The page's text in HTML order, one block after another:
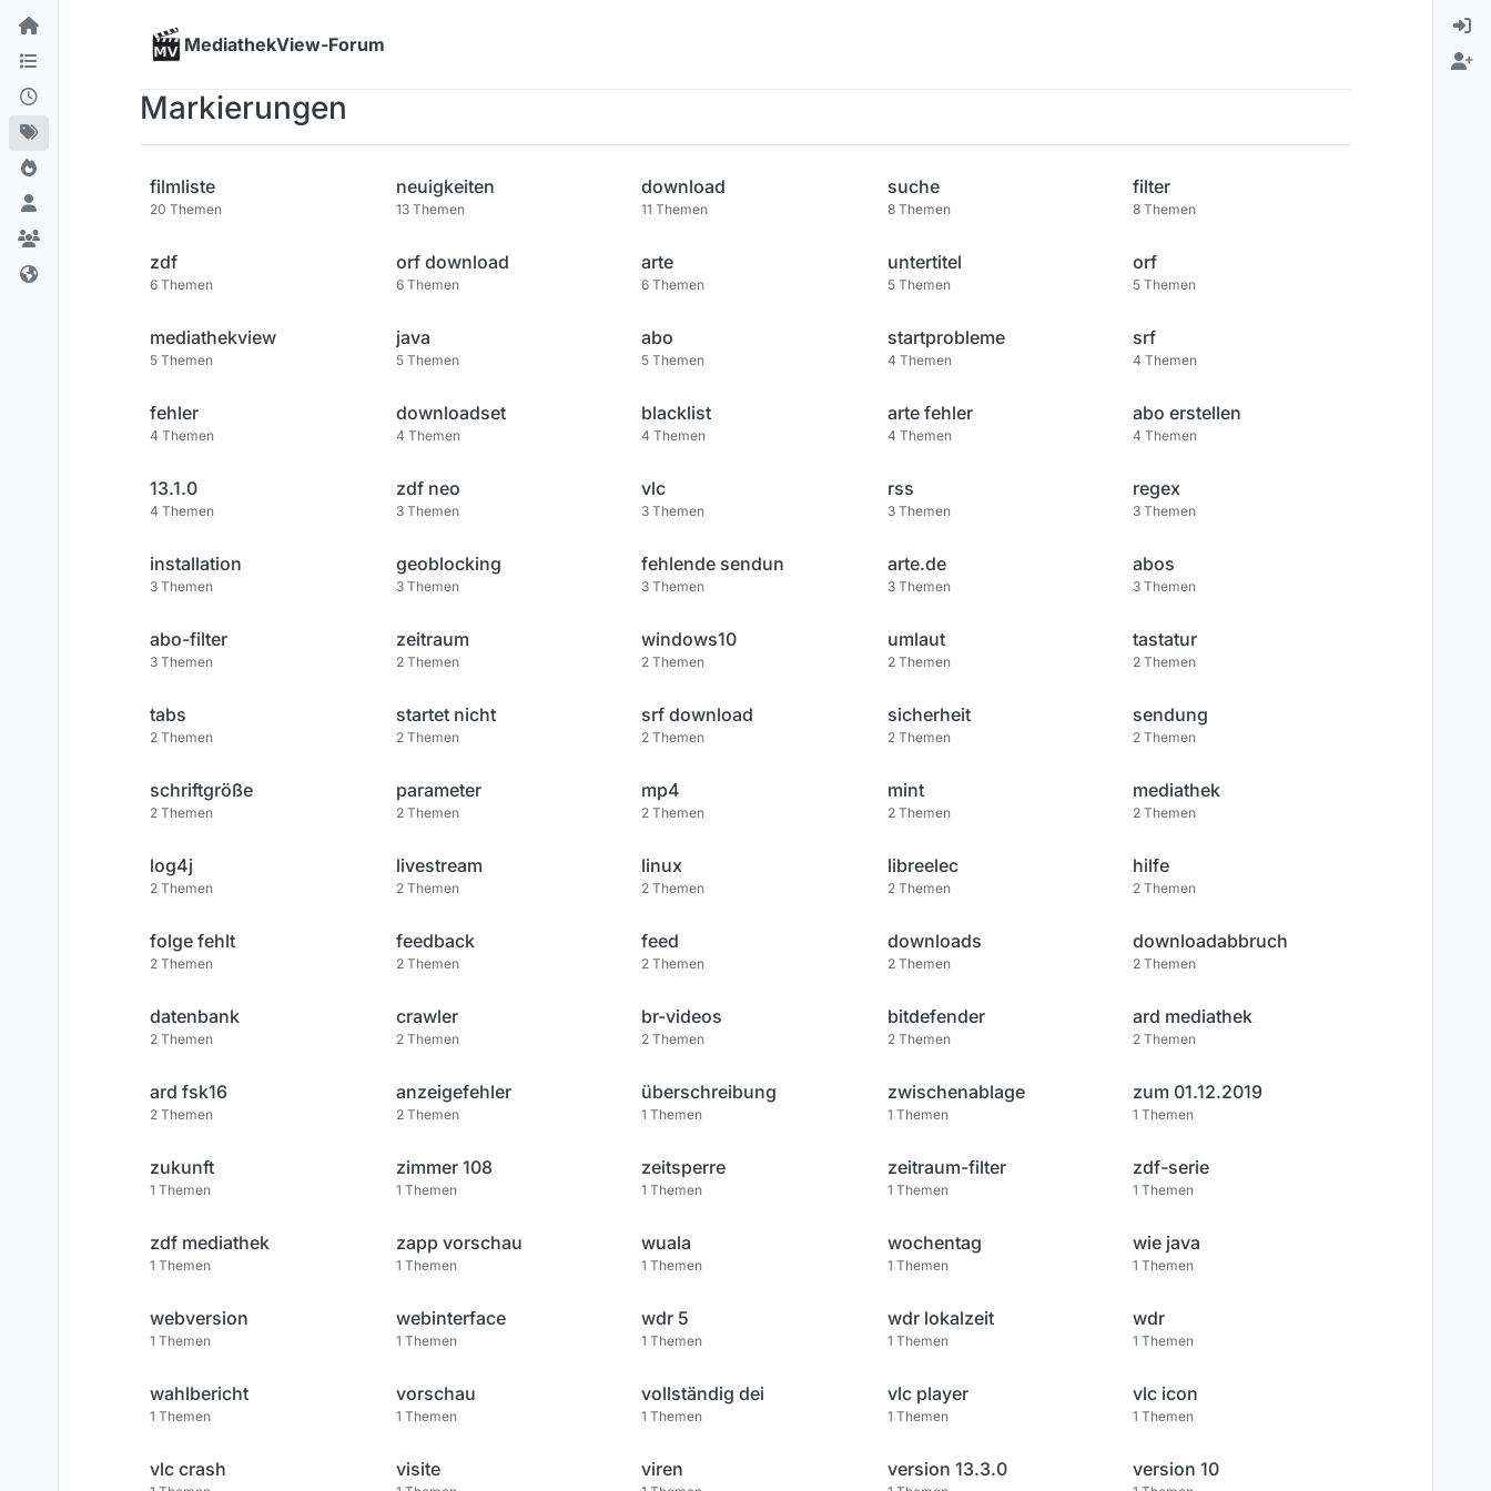
Skip to content
MediathekView-Forum
Markierungen
filmliste
20 Themen
neuigkeiten
13Themen
download
11 Themen
suche
8Themen
filter
8 Themen
zdf
6 Themen
orf download
6Themen
arte
6 Themen
untertitel
5Themen
orf
5 Themen
mediathekview
5 Themen
java
5Themen
abo
5 Themen
startprobleme
4 Themen
srf
4 Themen
fehler
4 Themen
downloadset
4 Themen
blacklist
4 Themen
arte fehler
4 Themen
abo erstellen
4 Themen
13.1.0
4 Themen
zdf neo
3Themen
vlc
3 Themen
rss
3Themen
regex
3 Themen
installation
3 Themen
geoblocking
3Themen
fehlende sendun
3 Themen
arte.de
3Themen
abos
3 Themen
abo-filter
3 Themen
zeitraum
2Themen
windows10
2 Themen
umlaut
2Themen
tastatur
2 Themen
tabs
2 Themen
startet nicht
2Themen
srf download
2 Themen
sicherheit
2Themen
sendung
2 Themen
schriftgröße
2 Themen
parameter
2Themen
mp4
2 Themen
mint
2Themen
mediathek
2 Themen
log4j
2 Themen
livestream
2Themen
linux
2 Themen
libreelec
2Themen
hilfe
2 Themen
folge fehlt
2 Themen
feedback
2Themen
feed
2 Themen
downloads
2Themen
downloadabbruch
2 Themen
datenbank
2 Themen
crawler
2Themen
br-videos
2 Themen
bitdefender
2Themen
ard mediathek
2 Themen
ard fsk16
2 Themen
anzeigefehler
2Themen
überschreibung
1 Themen
zwischenablage
1 Themen
zum 01.12.2019
1 Themen
zukunft
1 Themen
zimmer 108
1 Themen
zeitsperre
1 Themen
zeitraum-filter
1 Themen
zdf-serie
1 Themen
zdf mediathek
1 Themen
zapp vorschau
1 Themen
wuala
1 Themen
wochentag
1 Themen
wie java
1 Themen
webversion
1 Themen
webinterface
1 Themen
wdr 5
1 Themen
wdr lokalzeit
1 Themen
wdr
1 Themen
wahlbericht
1 Themen
vorschau
1 Themen
vollständig dei
1 Themen
vlc player
1 Themen
vlc icon
1 Themen
vlc crash visite viren version 13.3.0 version 10